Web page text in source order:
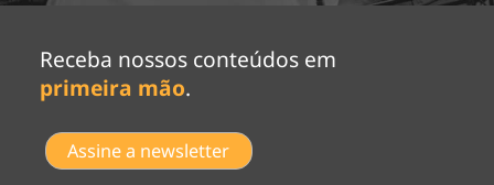
Receba nossos conteúdos em
primeira mão.
Assine a newsletter